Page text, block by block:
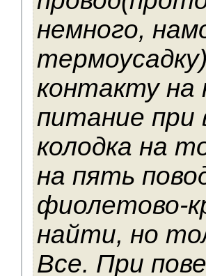
немного,
контакту на
питание при
колодка на
на пять
фиолетово-
найти, но
Все. При